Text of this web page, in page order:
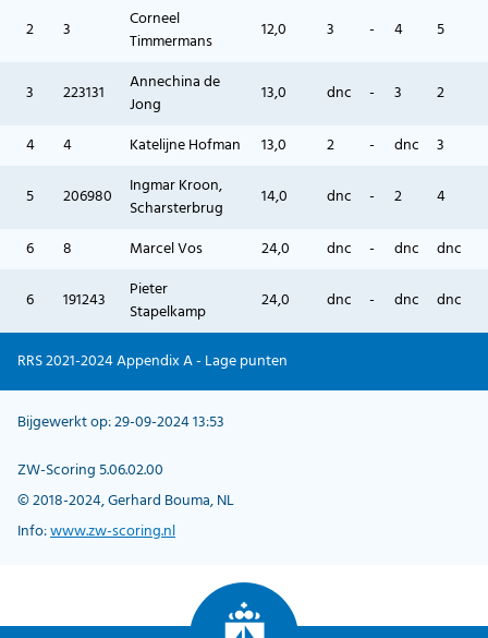
2 3
Corneel
Timmermans
12,0 3 - 4 5
3 223131
Annechina de
Jong
13,0 dnc - 3 2
4 4 Katelijne Hofman 13,0 2 - dnc 3
5 206980
Ingmar Kroon,
Scharsterbrug
14,0 dnc - 2 4
6 8 Marcel Vos 24,0 dnc - dnc dnc
6 191243
Pieter
Stapelkamp
24,0 dnc - dnc dnc
RRS 2021-2024 Appendix A - Lage punten
Bijgewerkt op: 29-09-2024 13:53
ZW-Scoring 5.06.02.00
© 2018-2024, Gerhard Bouma, NL
Info:www.zw-scoring.nl